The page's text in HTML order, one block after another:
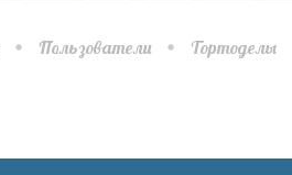
Пользователи Тортоделы